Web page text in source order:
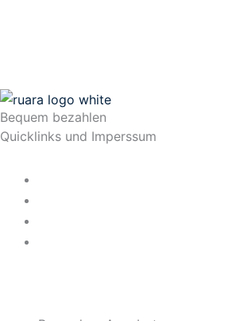
Bequem bezahlen
Quicklinks und Imperssum